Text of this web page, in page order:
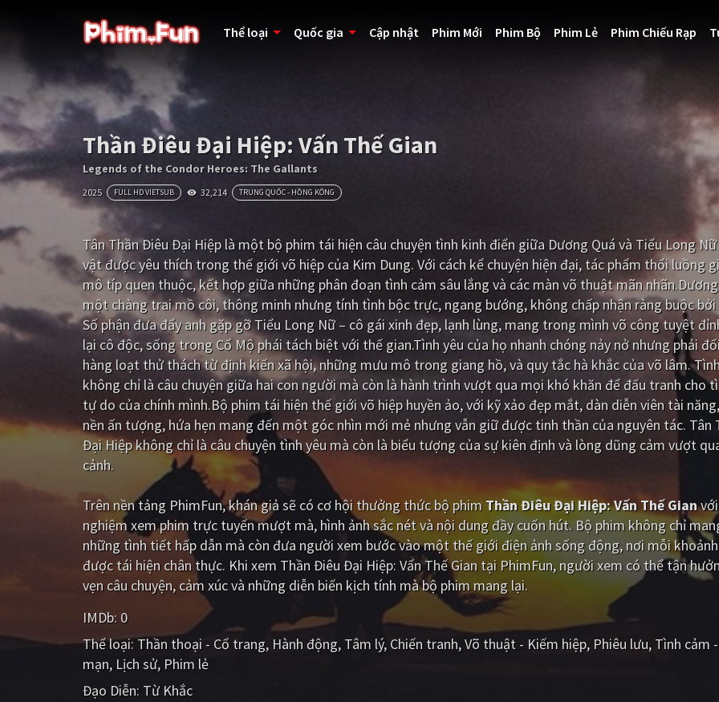
Thể loại Quốc gia Cập nhật Phim Mới Phim Bộ Phim Lẻ Phim Chiếu Rạp
Thần Điêu Đại Hiệp: Vấn Thế Gian
Legends of the Condor Heroes: The Gallants
2025 FULL HD VIETSUB 32,214 TRUNG QUỐC - HỒNG KÔNG
Tân Thần Điêu Đại Hiệp là một bộ phim tái hiện câu chuyện tình kinh điển giữa Dương Quá và Tiểu Long Nữ
vật được yêu thích trong thế giới võ hiệp của Kim Dung. Với cách kể chuyện hiện đại, tác phẩm thổi luồng
mô típ quen thuộc, kết hợp giữa những phân đoạn tình cảm sâu lắng và các màn võ thuật mãn
một chàng trai mồ côi, thông minh nhưng tính tình bộc trực, ngang bướng, không chấp nhận ràng buộc
Số phận đưa đẩy anh gặp gỡ Tiểu Long Nữ – cô gái xinh đẹp, lạnh lùng, mang trong mình võ công tuyệt
lại cô độc, sống trong Cổ Mộ phái tách biệt với thế gian.Tình yêu của họ nhanh chóng nảy nở nhưng phải
hàng loạt thử thách từ định kiến xã hội, những mưu mô trong giang hồ, và quy tắc hà khắc của võ lâm.
không chỉ là câu chuyện giữa hai con người mà còn là hành trình vượt qua mọi khó khăn để đấu tranh cho
tự do của chính mình.Bộ phim tái hiện thế giới võ hiệp huyền ảo, với kỹ xảo đẹp mắt, dàn diễn viên tài
nền ấn tượng, hứa hẹn mang đến một góc nhìn mới mẻ nhưng vẫn giữ được tinh thần của nguyên tác. Tân
Đại Hiệp không chỉ là câu chuyện tình yêu mà còn là biểu tượng của sự kiên định và lòng dũng cảm vượt
cảnh.
Trên nền tảng PhimFun, khán giả sẽ có cơ hội thưởng thức bộ phim Thần Điêu Đại Hiệp: Vấn Thế Gian
nghiệm xem phim trực tuyến mượt mà, hình ảnh sắc nét và nội dung đầy cuốn hút. Bộ phim không chỉ
những tình tiết hấp dẫn mà còn đưa người xem bước vào một thế giới điện ảnh sống động, nơi mỗi
được tái hiện chân thực. Khi xem Thần Điêu Đại Hiệp: Vấn Thế Gian tại PhimFun, người xem có thể tận
vẹn câu chuyện, cảm xúc và những diễn biến kịch tính mà bộ phim mang lại.
IMDb: 0
Thể loại: Thần thoại - Cổ trang Hành động Tâm lý Chiến tranh Võ thuật - Kiếm hiệp Phiêu lưu Tình cảm
mạn Lịch sử Phim lẻ
Đạo Diễn: Từ Khắc